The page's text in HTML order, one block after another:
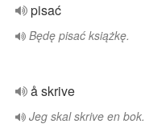
pisać
Będę pisać książkę.
å skrive
Jeg skal skrive en bok.